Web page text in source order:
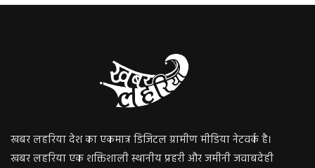
खबर लहरिया देश का एकमात्र डिजिटल ग्रामीण मीडिया नेटवर्क है।
खबर लहरिया एक शक्तिशाली स्थानीय प्रहरी और जमीनी जवाबदेही